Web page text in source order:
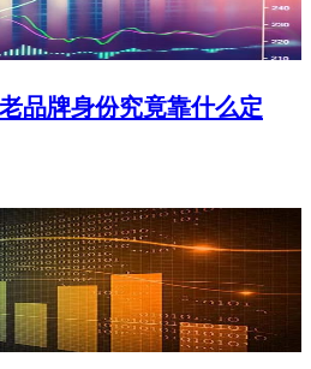
品牌身份究竟靠什么定